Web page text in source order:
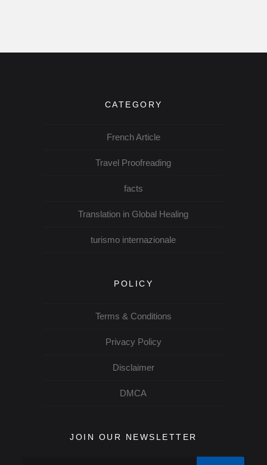
CATEGORY
French Article
Travel Proofreading
facts
Translation in Global Healing
turismo internazionale
POLICY
Terms & Conditions
Privacy Policy
Disclaimer
DMCA
JOIN OUR NEWSLETTER